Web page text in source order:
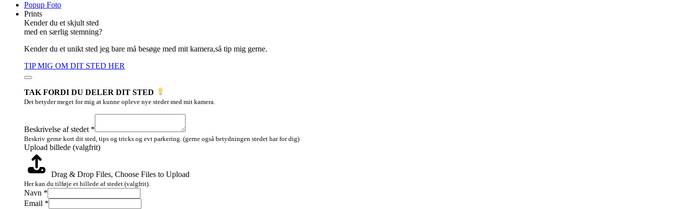
Popup Foto
Prints
Kender du et skjult sted
med en særlig stemning?
Kender du et unikt sted jeg bare må besøge med mit kamera,så tip mig gerne.
TIP MIG OM DIT STED HER
TAK FORDI DU DELER DIT STED
Det betyder meget for mig at kunne opleve nye steder med mit kamera.
billede
Layout
Beskrivelse af stedet *
Beskriv gerne kort dit sted, tips og tricks og evt parkering. (gerne også betydningen stedet har for dig)
Upload billede (valgfrit)
Drag & Drop Files, Choose Files to Upload
Her kan du tilføje et billede af stedet (valgfrit).
Navn *
Email *